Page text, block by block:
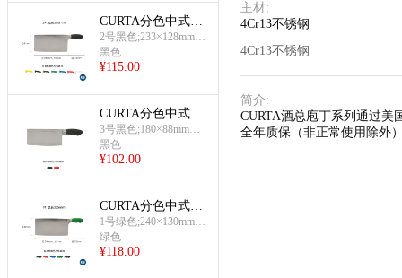
CURTA分色中式片
刀(2#片刀(黑))
2号黑色;233×128mm
刃;±5mm;115mm柄
黑色
¥115.00
CURTA分色中式片
刀(3#片刀(黑))
3号黑色;180×88mm刃;
±5mm;110mm柄
黑色
¥102.00
CURTA分色中式片
刀(1#片刀(绿))
1号绿色;240×130mm
刃;±5mm;115mm柄
绿色
¥118.00
主材:
4Cr13不锈钢
4Cr13不锈钢
简介:
CURTA酒总庖丁系列通过美
全年质保（非正常使用除外